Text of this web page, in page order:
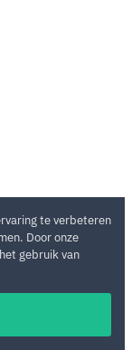
te verbeteren
Door onze
gebruik van